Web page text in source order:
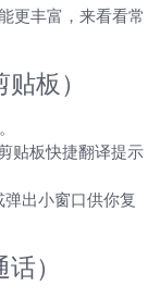
更丰富，来看看常
板）
贴板快捷翻译提示
出小窗口供你复
）